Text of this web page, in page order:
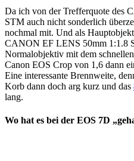
Da ich von der Trefferquote des
STM auch nicht sonderlich
nochmal mit. Und als
CANON EF LENS 50mm 1:1.8
Normalobjektiv mit dem
Canon EOS Crop von 1,6 dann
Eine interessante Brennweite,
Korb dann doch arg kurz und das
lang.
Wo hat es bei der EOS 7D